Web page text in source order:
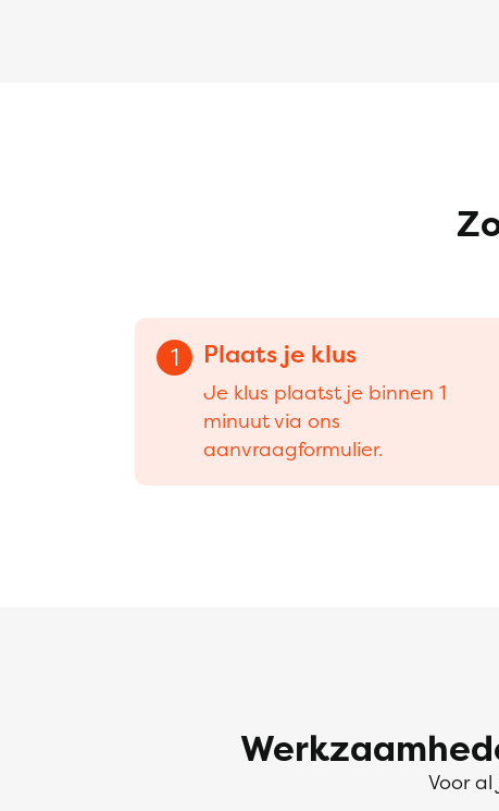
1 Plaats je klus
Je klus plaatst je binnen 1
minuut via ons
aanvraagformulier.
Voor